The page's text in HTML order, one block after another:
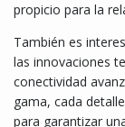
propicio para la
También es
las innovaciones
conectividad
gama, cada
para garantizar